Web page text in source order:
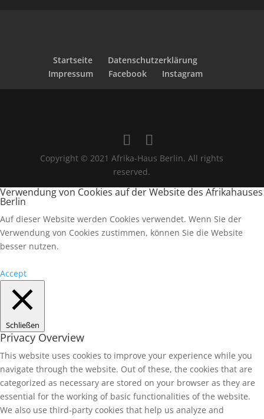
Startseite
Datenschutzerklärung
Impressum
Facebook Instagram
Copyright © 2021 Afrika-Haus Berlin. All rights
reserved.
Verwendung von Cookies auf der Website des Afrikahauses
Berlin
Auf dieser Website werden Cookies verwendet. Wenn Sie der
Verwendung von Cookies zustimmen, können Sie die Website
besser nutzen.
Accept
Schließen
Privacy Overview
This website uses cookies to improve your experience while you
navigate through the website. Out of these, the cookies that are
categorized as necessary are stored on your browser as they are
essential for the working of basic functionalities of the website.
We also use third-party cookies that help us analyze and